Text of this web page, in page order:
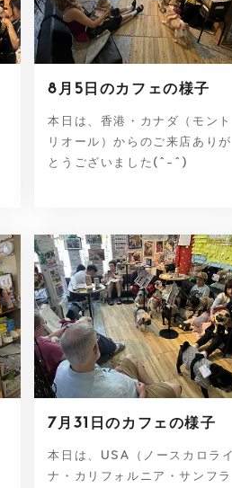
8月5日のカフェの様子
本日は、香港・カナダ（モント
リオール）からのご来店ありが
とうございました(^-^)
7月31日のカフェの様子
本日は、USA（ノースカロライ
ナ・カリフォルニア・サンフラ